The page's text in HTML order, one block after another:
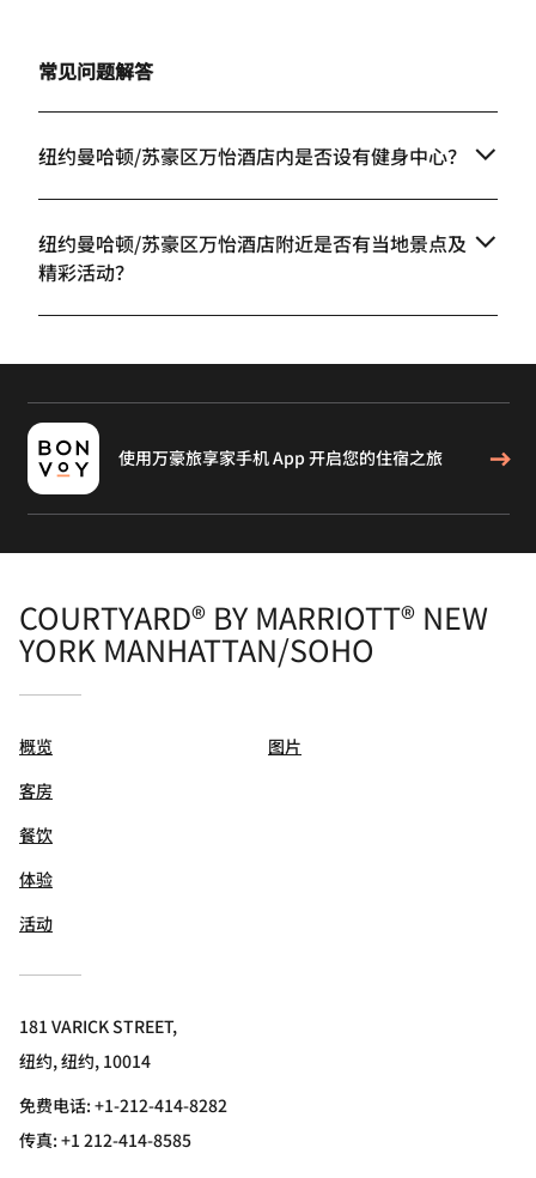
常见问题解答
纽约曼哈顿/苏豪区万怡酒店内是否设有健身中心？
纽约曼哈顿/苏豪区万怡酒店附近是否有当地景点及
精彩活动？
使用万豪旅享家手机 App 开启您的住宿之旅
COURTYARD® BY MARRIOTT® NEW
YORK MANHATTAN/SOHO
概览
客房
餐饮
体验
活动
图片
181 VARICK STREET,
纽约, 纽约, 10014
免费电话:+1-212-414-8282
传真:+1 212-414-8585